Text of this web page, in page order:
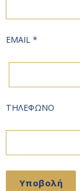
EMAIL *
ΤΗΛΕΦΩΝΟ